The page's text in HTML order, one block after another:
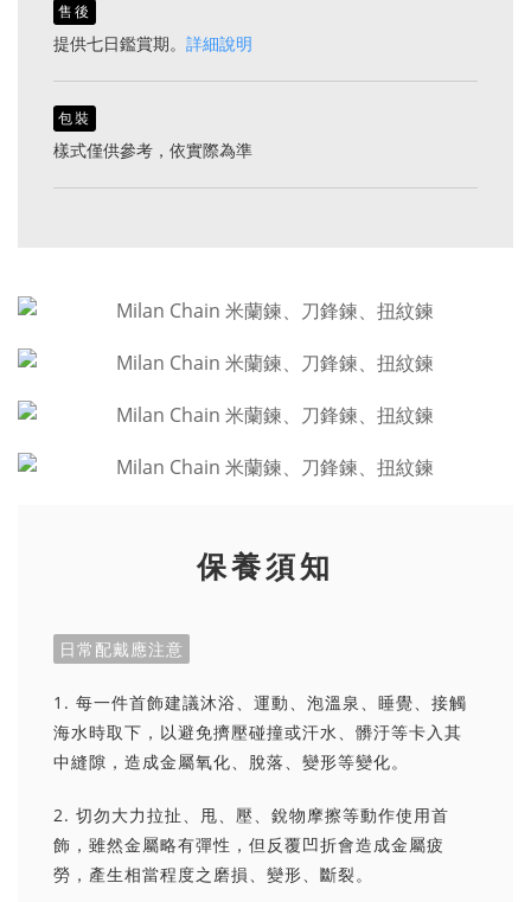
售後
提供七日鑑賞期。 詳細說明
包裝
樣式僅供參考，依實際為準
保養須知
日常配戴應注意
1. 每一件首飾建議沐浴、運動、泡溫泉、睡覺、接觸
海水時取下，以避免擠壓碰撞或汗水、髒汙等卡入其
中縫隙，造成金屬氧化、脫落、變形等變化。
2. 切勿大力拉扯、甩、壓、銳物摩擦等動作使用首
飾，雖然金屬略有彈性，但反覆凹折會造成金屬疲
勞，產生相當程度之磨損、變形、斷裂。